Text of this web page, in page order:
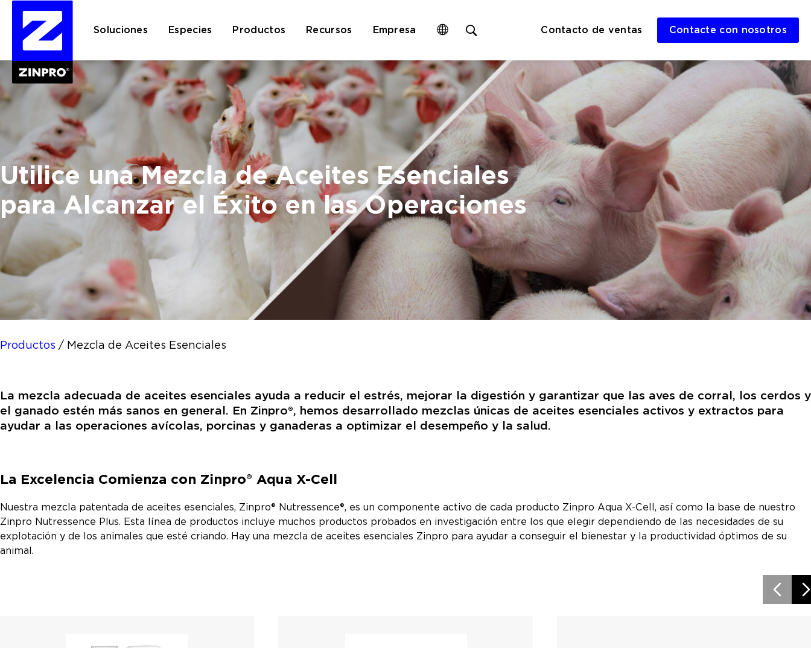
Soluciones Especies Productos Recursos Empresa
search
form
Contacto de ventas Contacte con nosotros
Buscar:
Utilice una Mezcla de Aceites Esenciales
para Alcanzar el Éxito en las Operaciones
Productos / Mezcla de Aceites Esenciales
La mezcla adecuada de aceites esenciales ayuda a reducir el estrés, mejorar la digestión y garantizar que las aves de corral, los cerdos y
el ganado estén más sanos en general. En Zinpro®, hemos desarrollado mezclas únicas de aceites esenciales activos y extractos para
ayudar a las operaciones avícolas, porcinas y ganaderas a optimizar el desempeño y la salud.
La Excelencia Comienza con Zinpro® Aqua X-Cell
Nuestra mezcla patentada de aceites esenciales, Zinpro® Nutressence®, es un componente activo de cada producto Zinpro Aqua X-Cell, así como la base de nuestro
Zinpro Nutressence Plus. Esta línea de productos incluye muchos productos probados en investigación entre los que elegir dependiendo de las necesidades de su
explotación y de los animales que esté criando. Hay una mezcla de aceites esenciales Zinpro para ayudar a conseguir el bienestar y la productividad óptimos de su
animal.